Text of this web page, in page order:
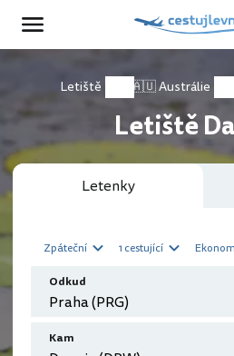
Letiště 🇦🇺 Austrálie
Letiště
Letenky
Zpáteční 1 cestující
Odkud
Kam